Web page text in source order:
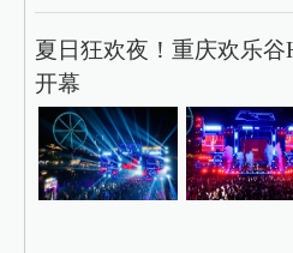
夏日狂欢夜！重庆欢乐谷
开幕